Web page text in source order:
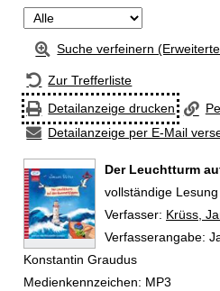
Suche verfeinern
Zur Trefferliste
Detailanzeige drucken
Detailanzeige per E-Mail
Der Leuchtturm
vollständige Lesung
Verfasser: Suche
Krüss,
Verfasserangabe:
Konstantin Graudus
Medienkennzeichen: MP3